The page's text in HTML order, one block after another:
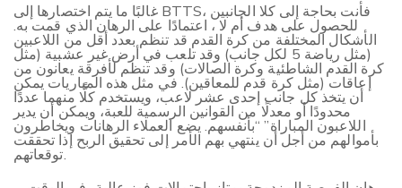
غالبًا ما يتم اختصارها إلى BTTS، فأنت بحاجة إلى كلا الجانبين
للحصول على هدف أم لا ، اعتمادًا على الرهان الذي قمت به.
الأشكال المختلفة من كرة القدم قد تنظم بعدد أقل من اللاعبين
(مثل رياضة 5 لكل جانب) وقد تلعب في أرض غير عشبية (مثل
كرة القدم الشاطئية وكرة الصالات) وقد تنظم لأفرقة يعانون من
إعاقات (مثل كرة قدم للمعاقين). في مثل هذه المباريات يمكن
أن يتخذ كل جانب إحدى عشر لاعب، ويستخدم كلًّا منهما عددًا
محدودًا أو معدلًا من القوانين الرسمية للعبة، ويمكن أن يدير
اللاعبون المباراة” “بأنفسهم. يضع العملاء الرهانات ويخاطرون
بأموالهم من أجل أن ينتهي بهم الأمر إلى تحقيق الربح إذا تحققت
توقعاتهم.